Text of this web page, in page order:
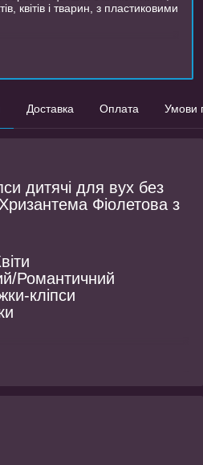
квітів і тварин, з пластиковими
Доставка Оплата Умови
дитячі для вух без
Фіолетова з
Романтичний
кліпси